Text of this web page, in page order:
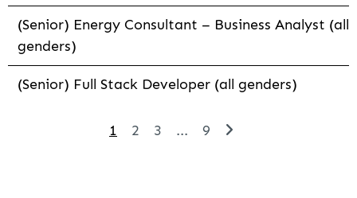
(Senior) Energy Consultant – Business Analyst (all
genders)
(Senior) Full Stack Developer (all genders)
1 2 3 ... 9